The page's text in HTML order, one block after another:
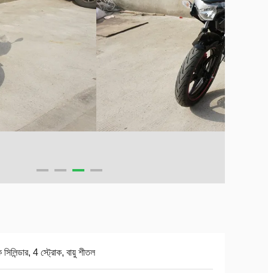
4 স্ট্রোক, বায়ু শীতল